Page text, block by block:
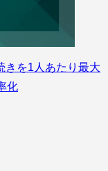
を1人あたり最大
化